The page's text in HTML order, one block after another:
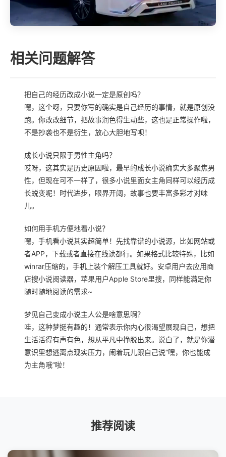
相关问题解答
把自己的经历改成小说一定是原创吗？
嘿，这个呀，只要你写的确实是自己经历的事情，就是原创没
跑。你改改细节，把故事润色得生动些，这也是正常操作啦，
不是抄袭也不是衍生，放心大胆地写呗！
成长小说只限于男性主角吗？
哎呀，这其实是历史原因啦，最早的成长小说确实大多聚焦男
性，但现在可不一样了，很多小说里面女主角同样可以经历成
长蜕变呢！时代进步，眼界开阔，故事也要丰富多彩才对味
儿。
如何用手机方便地看小说？
嘿，手机看小说其实超简单！先找靠谱的小说源，比如网站或
者APP，下载或者直接在线读都行。如果格式比较特殊，比如
winrar压缩的，手机上装个解压工具就好。安卓用户去应用商
店搜小说阅读器，苹果用户Apple Store里搜，同样能满足你
随时随地阅读的需求~
梦见自己变成小说主人公是啥意思啊？
哇，这种梦挺有趣的！通常表示你内心很渴望展现自己，想把
生活活得有声有色，想从平凡中挣脱出来。说白了，就是你潜
意识里想逃离点现实压力，闹着玩儿跟自己说“嘿，你也能成
为主角哦”啦！
推荐阅读